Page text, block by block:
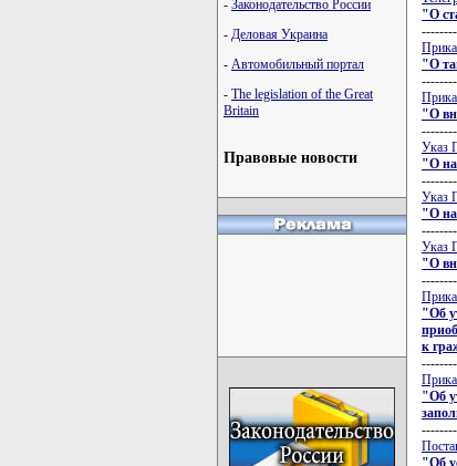
- Законодательство России
- Деловая Украина
- Автомобильный портал
- The legislation of the Great
Britain
Правовые новости
"О
"О
"О
Указ
"О
Указ
"О
Указ
"О
"Об
к
"Об
"Об